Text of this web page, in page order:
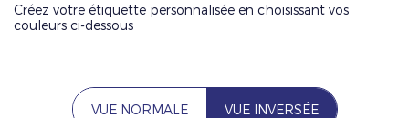
Créez votre étiquette personnalisée en choisissant vos
couleurs ci-dessous
VUE NORMALE VUE INVERSÉE